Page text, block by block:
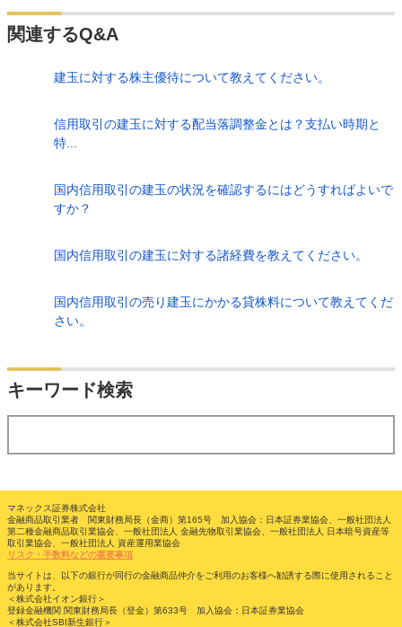
関連するQ&A
建玉に対する株主優待について教えてください。
信用取引の建玉に対する配当落調整金とは？支払い時期と
特...
国内信用取引の建玉の状況を確認するにはどうすればよいで
すか？
国内信用取引の建玉に対する諸経費を教えてください。
国内信用取引の売り建玉にかかる貸株料について教えてくだ
さい。
キーワード検索
マネックス証券株式会社
金融商品取引業者 関東財務局長（金商）第165号 加入協会：日本証券業協会、一般社団法人
第二種金融商品取引業協会、一般社団法人 金融先物取引業協会、一般社団法人 日本暗号資産等
取引業協会、一般社団法人 資産運用業協会
リスク・手数料などの重要事項
当サイトは、以下の銀行が同行の金融商品仲介をご利用のお客様へ勧誘する際に使用されること
があります。
＜株式会社イオン銀行＞
登録金融機関 関東財務局長（登金）第633号 加入協会：日本証券業協会
＜株式会社SBI新生銀行＞